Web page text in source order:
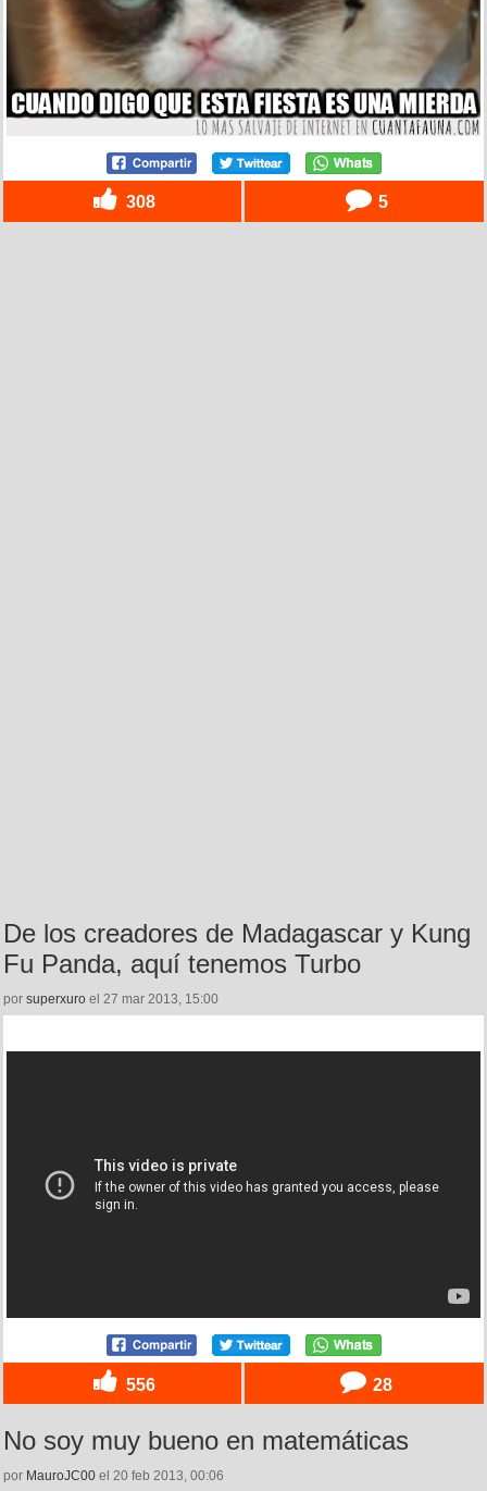
308 5
De los creadores de Madagascar y Kung
Fu Panda, aquí tenemos Turbo
por superxuro el 27 mar 2013, 15:00
556 28
No soy muy bueno en matemáticas
por MauroJC00 el 20 feb 2013, 00:06